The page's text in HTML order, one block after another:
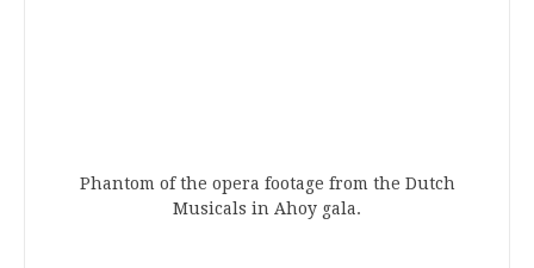
Phantom of the opera footage from the Dutch
Musicals in Ahoy gala.